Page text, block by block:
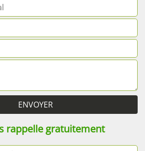
rappelle gratuitement